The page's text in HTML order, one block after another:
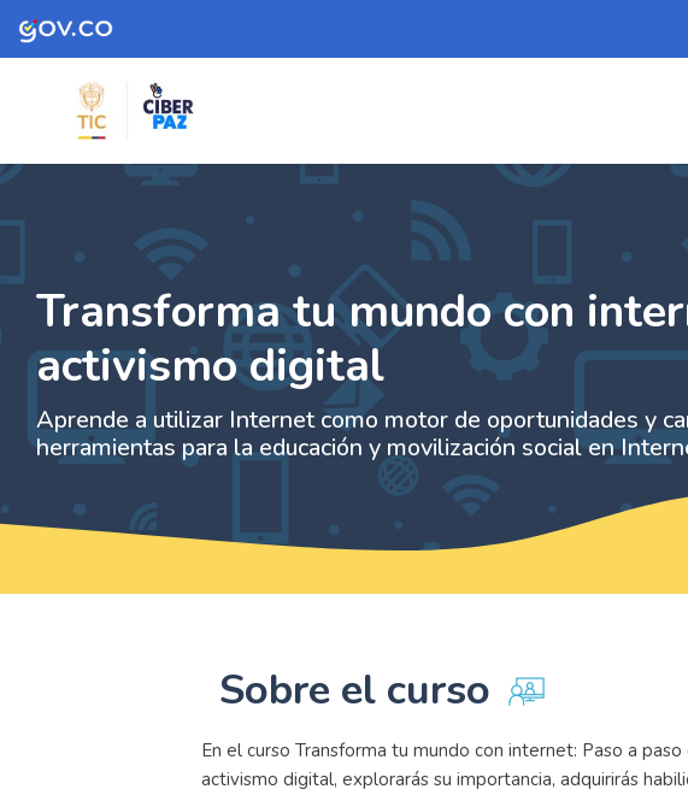
Skip to navigation
Skip to search form
Skip to login form
Skip to footer
Skip to main content
paso a paso del activismo digital |
Site pages - Transforma tu mundo con internet: paso a paso de...
- Transforma tu mundo con internet:
Transforma tu mundo con
activismo digital
Aprende a utilizar Internet como motor de oportunidades y
herramientas para la educación y movilización social en
Sobre el curso
En el curso Transforma tu mundo con internet: Paso a
activismo digital, explorarás su importancia, adquirirás